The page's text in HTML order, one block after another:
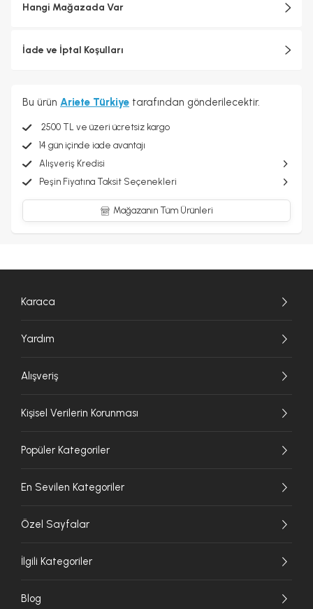
Hangi Mağazada Var
İade ve İptal Koşulları
Bu ürün Ariete Türkiye tarafından gönderilecektir.
2500 TL ve üzeri ücretsiz kargo
14 gün içinde iade avantajı
Alışveriş Kredisi
Peşin Fiyatına Taksit Seçenekleri
Mağazanın Tüm Ürünleri
Karaca
Yardım
Alışveriş
Kişisel Verilerin Korunması
Popüler Kategoriler
En Sevilen Kategoriler
Özel Sayfalar
İlgili Kategoriler
Blog